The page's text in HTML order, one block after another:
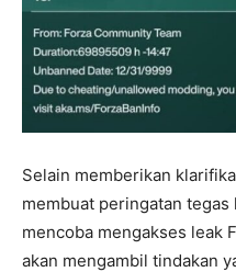
Selain memberikan
membuat peringatan tegas
mencoba mengakses leak
akan mengambil tindakan